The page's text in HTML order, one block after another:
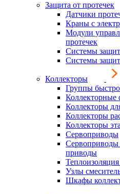
Защита от протечек
Датчики
Краны с
Модули
протечек
Системы
Системы
Коллекторы
Группы
Коллекторные
Коллекторы
Коллекторы
Коллекторы
Сервоприводы
Сервоприводы
приводы
Узлы
Шкафы